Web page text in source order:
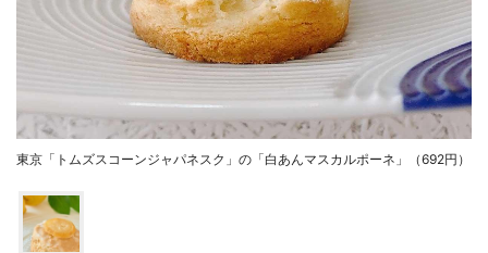
東京「トムズスコーンジャパネスク」の「白あんマスカルポーネ」（692円）